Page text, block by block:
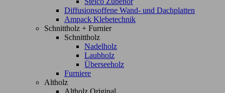
Diffusionsoffene Wand- und Dachplatten
Ampack Klebetechnik
Schnittholz + Furnier
Schnittholz
Nadelholz
Laubholz
Überseeholz
Furniere
Altholz